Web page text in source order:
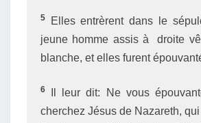
5
Elles entrèrent dans le
jeune homme assis à droite
blanche, et elles furent
6
Il leur dit: Ne vous
cherchez Jésus de Nazareth,